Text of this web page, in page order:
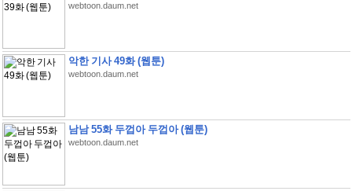
webtoon.daum.net
악한 기사 49화 (웹툰)
webtoon.daum.net
남남 55화 두껍아 두껍아 (웹툰)
webtoon.daum.net